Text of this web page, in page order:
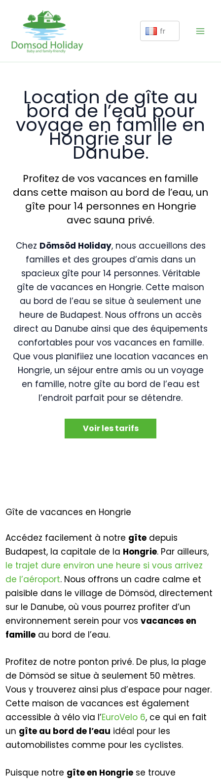
contenu
fr
Location de gîte au
bord de l’eau pour
voyage en famille en
Hongrie sur le
Danube.
Profitez de vos vacances en famille
dans cette maison au bord de l’eau, un
gîte pour 14 personnes en Hongrie
avec sauna privé.
Chez Dömsöd Holiday, nous accueillons des
familles et des groupes d’amis dans un
spacieux gîte pour 14 personnes. Véritable
gîte de vacances en Hongrie. Cette maison
au bord de l’eau se situe à seulement une
heure de Budapest. Nous offrons un accès
direct au Danube ainsi que des équipements
confortables pour vos vacances en famille.
Que vous planifiiez une location vacances en
Hongrie, un séjour entre amis ou un voyage
en famille, notre gîte au bord de l’eau est
l’endroit parfait pour se détendre.
Voir les tarifs
Gîte de vacances en Hongrie
Accédez facilement à notre gîte depuis
Budapest, la capitale de la Hongrie. Par ailleurs,
le trajet dure environ une heure si vous arrivez
de l’aéroport. Nous offrons un cadre calme et
paisible dans le village de Dömsöd, directement
sur le Danube, où vous pourrez profiter d’un
environnement serein pour vosvacances en
famille au bord de l’eau.
Profitez de notre ponton privé. De plus, la plage
de Dömsöd se situe à seulement 50 mètres.
Vous y trouverez ainsi plus d’espace pour nager.
Cette maison de vacances est également
accessible à vélo via l’EuroVelo 6, ce qui en fait
un gîte au bord de l’eau idéal pour les
automobilistes comme pour les cyclistes.
Puisque notre gîte en Hongrie se trouve